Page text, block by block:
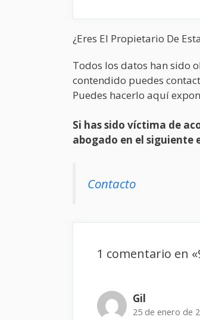
¿Eres El Propietario De
Todos los datos han sido
contendido puedes
Puedes hacerlo aquí
Si has sido víctima de
abogado en el siguiente
Contacto
1 comentario en
Gil
25 de enero de